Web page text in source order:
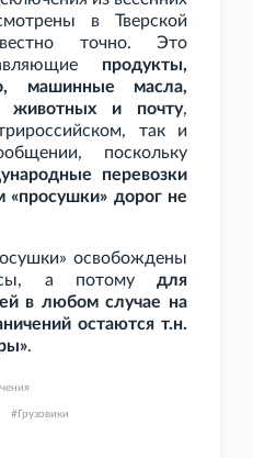
в Тверской
точно. Это
продукты,
машинные масла,
животных и почту,
так и
поскольку
перевозки
«просушки» дорог не
освобождены
а потому для
в любом случае на
остаются т.н.
.
Грузовики